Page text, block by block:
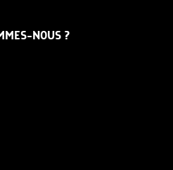
NOUS ?